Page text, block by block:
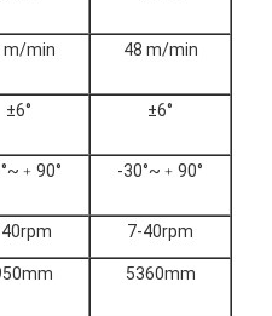
m/min 48 m/min
±6° ±6°
-30°~﹢90°
7-40rpm
5360mm